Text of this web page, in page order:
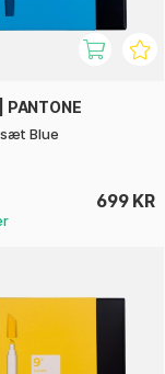
PANTONE
Blue
699 KR